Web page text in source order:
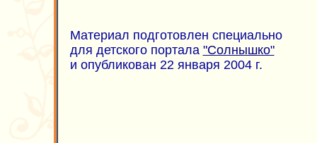
Материал подготовлен специально
для детского портала "Солнышко"
и опубликован 22 января 2004 г.